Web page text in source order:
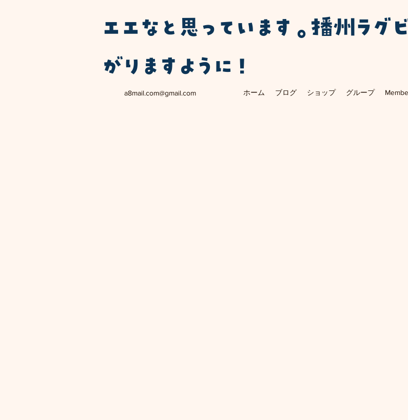
エエなと思っています。播州ラグ
がりますように！
a8mail.com@gmail.com ホーム ブログ ショップ グループ